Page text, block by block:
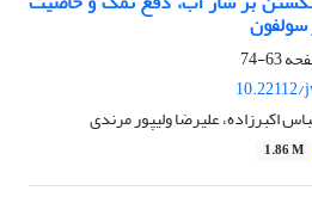
63-74
10.22112/
اکبرزاده، علیرضا ولیپور مرندی
1.86 M